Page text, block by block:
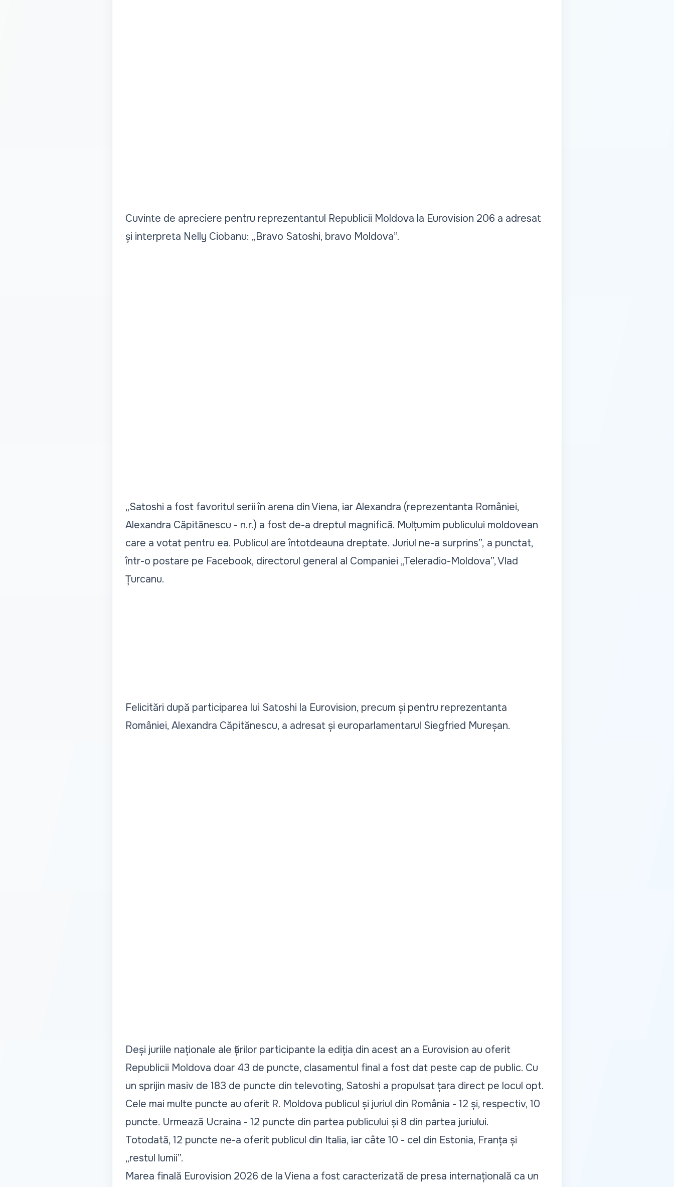
Cuvinte de apreciere pentru reprezentantul Republicii Moldova la Eurovision 206 a adresat
și interpreta Nelly Ciobanu: „Bravo Satoshi, bravo Moldova”.
„Satoshi a fost favoritul serii în arena din Viena, iar Alexandra (reprezentanta României,
Alexandra Căpitănescu - n.r.) a fost de-a dreptul magnifică. Mulțumim publicului moldovean
care a votat pentru ea. Publicul are întotdeauna dreptate. Juriul ne-a surprins”, a punctat,
într-o postare pe Facebook, directorul general al Companiei „Teleradio-Moldova”, Vlad
Țurcanu.
Felicitări după participarea lui Satoshi la Eurovision, precum și pentru reprezentanta
României, Alexandra Căpitănescu, a adresat și europarlamentarul Siegfried Mureșan.
Deși juriile naționale ale țărilor participante la ediția din acest an a Eurovision au oferit
Republicii Moldova doar 43 de puncte, clasamentul final a fost dat peste cap de public. Cu
un sprijin masiv de 183 de puncte din televoting, Satoshi a propulsat țara direct pe locul opt.
Cele mai multe puncte au oferit R. Moldova publicul și juriul din România - 12 și, respectiv, 10
puncte. Urmează Ucraina - 12 puncte din partea publicului și 8 din partea juriului.
Totodată, 12 puncte ne-a oferit publicul din Italia, iar câte 10 - cel din Estonia, Franța și
„restul lumii”.
Marea finală Eurovision 2026 de la Viena a fost caracterizată de presa internațională ca un